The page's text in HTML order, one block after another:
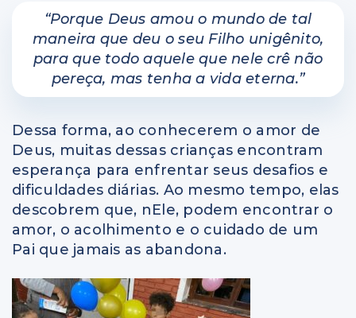
“Porque Deus amou o mundo de tal
maneira que deu o seu Filho unigênito,
para que todo aquele que nele crê não
pereça, mas tenha a vida eterna.”
Dessa forma, ao conhecerem o amor de
Deus, muitas dessas crianças encontram
esperança para enfrentar seus desafios e
dificuldades diárias. Ao mesmo tempo, elas
descobrem que, nEle, podem encontrar o
amor, o acolhimento e o cuidado de um
Pai que jamais as abandona.